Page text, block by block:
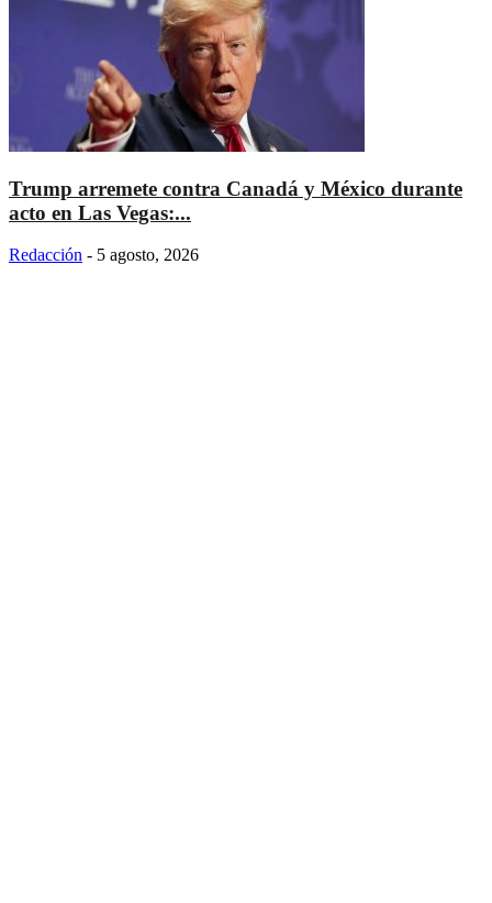
Trump arremete contra Canadá y México durante
acto en Las Vegas:...
Redacción - 5 agosto, 2026